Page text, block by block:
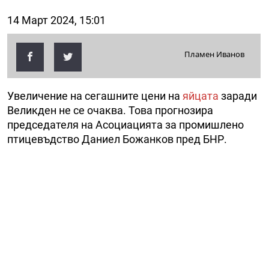
14 Март 2024, 15:01
Пламен Иванов
Увеличение на сегашните цени на яйцата заради
Великден не се очаква. Това прогнозира
председателя на Асоциацията за промишлено
птицевъдство Даниел Божанков пред БНР.